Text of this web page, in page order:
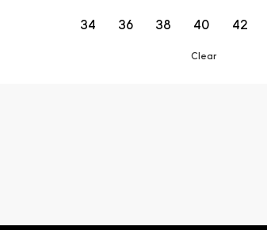
34 36 38 40 42
Clear